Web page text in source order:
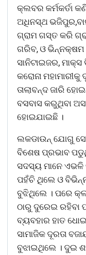
କ୍ଲବର କର୍ମକର୍ତା
ଅଧିନସ୍ଥ
ଗ୍ରାମ ଗସ୍ତ କରି
ଗରିବ, ଓ ଭିନ୍ନକ୍ଷମ
ସାନିଟାଇଜର,
କରୋନା
ତାଲାବନ୍ଦ ଜାରି
ବସବାସ କରୁଥିବା
ହୋଇଯାଇଛି ।
ଲକଡାଉନ୍ ଯୋଗୁ
ବିଶେଷ ପ୍ରଭାବ
ସଦସ୍ୟ ମାନେ ଏଭଳି
ପହଁଚି ଥିଲେ ଓ ବିଭିନ୍ନ
ବୁଝିଥିଲେ । ପରେ
ଠାରୁ ଦୁରେଇ ରହିବା
ବ୍ୟବହାର ହାତ
ସାମାଜିକ ଦୂରତା
ବୁଝାଇଥିଲେ । ଦୁଇ